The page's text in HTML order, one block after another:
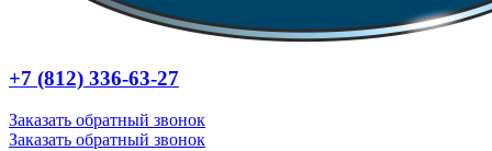
+7 (812) 336-63-27
Заказать обратный звонок
Заказать обратный звонок